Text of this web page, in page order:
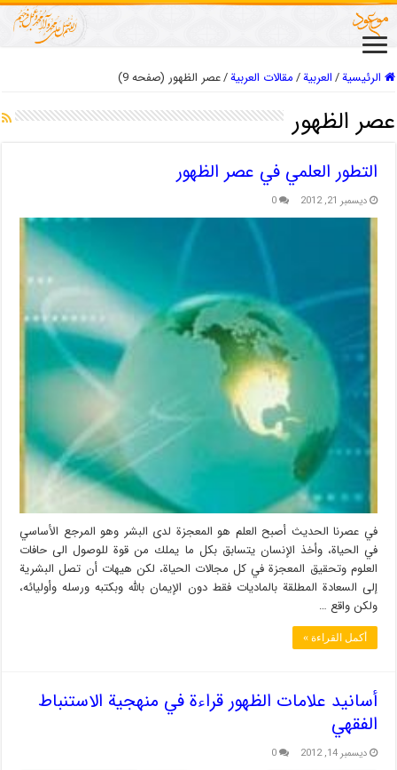
الرئيسية/العربیة/مقالات العربیة/عصر الظهور (صفحه 9)
عصر الظهور
التطور العلمي في عصر الظهور
ديسمبر 21, 2012 0
في عصرنا الحديث أصبح العلم هو المعجزة لدى البشر وهو المرجع الأساسي
في الحياة، وأخذ الإنسان يتسابق بكل ما يملك من قوة للوصول الى حافات
العلوم وتحقيق المعجزة في كل مجالات الحياة، لكن هيهات أن تصل البشرية
إلى السعادة المطلقة بالماديات فقط دون الإيمان بالله وبكتبه ورسله وأوليائه،
ولكن واقع …
أكمل القراءة »
أسانيد علامات الظهور قراءة في منهجية الاستنباط
الفقهي
ديسمبر 14, 2012 0